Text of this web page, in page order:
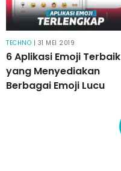
TECHNO | 31 MEI 2019
6 Aplikasi Emoji Terbaik
yang Menyediakan
Berbagai Emoji Lucu